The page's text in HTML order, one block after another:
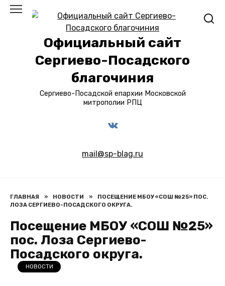
Перейти
Официальный сайт
Сергиево-Посадского
благочиния
Сергиево-Посадской епархии Московской
митрополии РПЦ
mail@sp-blag.ru
ГЛАВНАЯ » НОВОСТИ »
ПОСЕЩЕНИЕ МБОУ «СОШ №25» ПОС.
ЛОЗА СЕРГИЕВО-ПОСАДСКОГО ОКРУГА.
Посещение МБОУ «СОШ №25»
пос. Лоза Сергиево-
Посадского округа.
НОВОСТИ